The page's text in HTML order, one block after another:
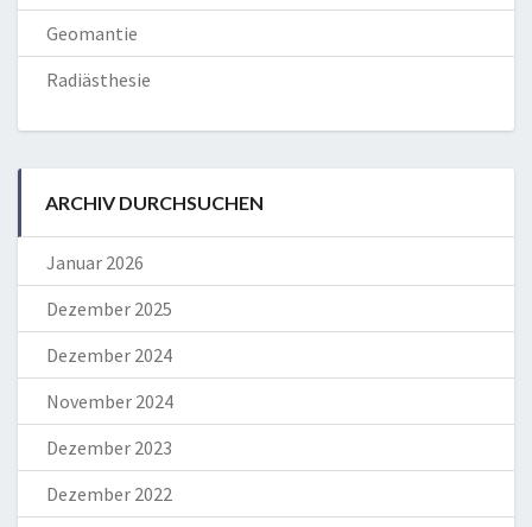
Geomantie
Radiästhesie
ARCHIV DURCHSUCHEN
Januar 2026
Dezember 2025
Dezember 2024
November 2024
Dezember 2023
Dezember 2022